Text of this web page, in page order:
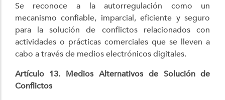
Se reconoce a la autorregulación como un
mecanismo confiable, imparcial, eficiente y seguro
para la solución de conflictos relacionados con
actividades o prácticas comerciales que se lleven a
cabo a través de medios electrónicos digitales.
Artículo 13. Medios Alternativos de Solución de
Conflictos